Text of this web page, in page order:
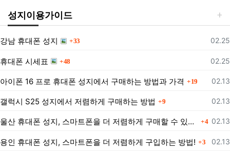
성지이용가이드
등록
02.25
강남 휴대폰 성지 33
등록
02.25
휴대폰 시세표 48
등록
02.13
아이폰 16 프로 휴대폰 성지에서 구매하는 방법과 가격 19
등록
02.13
갤럭시 S25 성지에서 저렴하게 구매하는 방법 9
등록
02.13
울산 휴대폰 성지, 스마트폰을 더 저렴하게 구매할 수 있는 방법은? 댓글
4
등록
02.13
용인 휴대폰 성지, 스마트폰을 더 저렴하게 구입하는 방법! 댓글
3